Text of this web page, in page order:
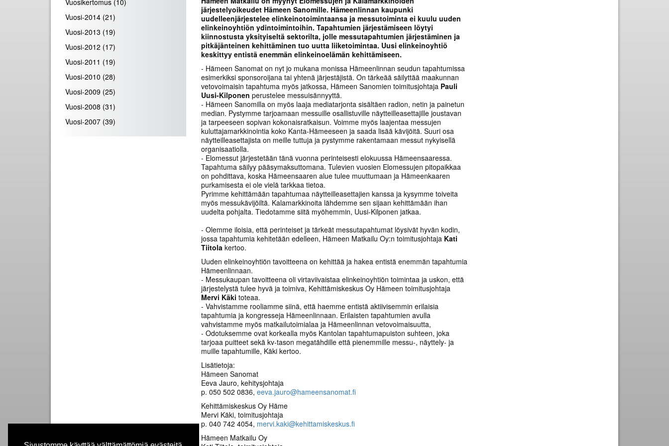
järjestelyoikeudet Hämeen Sanomille. Hämeenlinnan kaupunki
uudelleenjärjestelee elinkeinotoimintaansa ja messutoiminta ei kuulu uuden
elinkeinoyhtiön ydintoimintoihin. Tapahtumien järjestämiseen löytyi
kiinnostusta yksityiseltä sektorilta, jolle messutapahtumien järjestäminen ja
pitkäjänteinen kehittäminen tuo uutta liiketoimintaa. Uusi elinkeinoyhtiö
keskittyy entistä enemmän elinkeinoelämän kehittämiseen.
- Hämeen Sanomat on nyt jo mukana monissa Hämeenlinnan seudun tapahtumissa
esimerkiksi sponsoroijana tai yhtenä järjestäjistä. On tärkeää säilyttää maakunnan
vetovoimaisin tapahtuma myös jatkossa, Hämeen Sanomien toimitusjohtaja Pauli
Uusi-Kilponen perustelee messuisännyyttä.
- Hämeen Sanomilla on myös laaja mediatarjonta sisältäen radion, netin ja painetun
median. Pystymme tarjoamaan messuille osallistuville näytteilleasettajille joustavan
ja tarpeeseen sopivan kokonaisratkaisun. Voimme myös laajentaa messujen
kuluttajamarkkinointia koko Kanta-Hämeeseen ja saada lisää kävijöitä. Suuri osa
näytteilleasettajista on meille tuttuja ja pystymme rakentamaan messut nykyisellä
organisaatiolla.
- Elomessut järjestetään tänä vuonna perinteisesti elokuussa Hämeensaaressa.
Tapahtuma säilyy pääsymaksuttomana. Tulevien vuosien Elomessujen pitopaikkaa
on pohdittava, koska Hämeensaaren alue tulee muuttumaan ja Hämeenkaaren
purkamisesta ei ole vielä tarkkaa tietoa.
Pyrimme kehittämään tapahtumaa näytteilleasettajien kanssa ja kysymme toiveita
myös messukävijöiltä. Kalamarkkinoita lähdemme sen sijaan kehittämään ihan
uudelta pohjalta. Tiedotamme siitä myöhemmin, Uusi-Kilponen jatkaa.
- Olemme iloisia, että perinteiset ja tärkeät messutapahtumat löysivät hyvän kodin,
jossa tapahtumia kehitetään edelleen, Hämeen Matkailu Oy:n toimitusjohtaja Kati
Tiitola kertoo.
Uuden elinkeinoyhtiön tavoitteena on kehittää ja hakea entistä enemmän tapahtumia
Hämeenlinnaan.
- Messukaupan tavoitteena oli virtaviivaistaa elinkeinoyhtiön toimintaa ja uskon, että
järjestelystä tulee hyvä ja toimiva, Kehittämiskeskus Oy Hämeen toimitusjohtaja
Mervi Käki toteaa.
- Vahvistamme rooliamme siinä, että haemme entistä aktiivisemmin erilaisia
tapahtumia ja kongresseja Hämeenlinnaan. Erilaisten tapahtumien avulla
vahvistamme myös matkailutoimialaa ja Hämeenlinnan vetovoimaisuutta,
- Odotuksemme ovat korkealla myös Kantolan tapahtumapuiston suhteen, joka
tarjoaa puitteet sekä kv-tason megatähdille että pienemmille messu-, näyttely- ja
muille tapahtumille, Käki kertoo.
Lisätietoja:
Hämeen Sanomat
Eeva Jauro, kehitysjohtaja
p. 050 502 0836, eeva.jauro@hameensanomat.fi
Kehittämiskeskus Oy Häme
Mervi Käki, toimitusjohtaja
p. 040 742 4054, mervi.kaki@kehittamiskeskus.fi
Hämeen Matkailu Oy
Vuosikertomus (10)
Vuosi-2014 (21)
Vuosi-2013 (19)
Vuosi-2012 (17)
Vuosi-2011 (19)
Vuosi-2010 (28)
Vuosi-2009 (25)
Vuosi-2008 (31)
Vuosi-2007 (39)